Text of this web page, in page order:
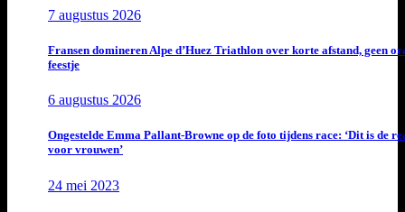
7 augustus 2026
Fransen domineren Alpe d’Huez Triathlon over korte afstand, geen
feestje
6 augustus 2026
Ongestelde Emma Pallant-Browne op de foto tijdens race: ‘Dit is de
voor vrouwen’
24 mei 2023